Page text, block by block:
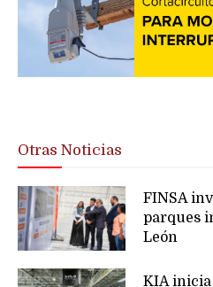
Otras Noticias
FINSA
parques
León
KIA